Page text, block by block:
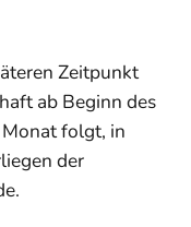
Zeitpunkt
ab Beginn des
folgt, in
der